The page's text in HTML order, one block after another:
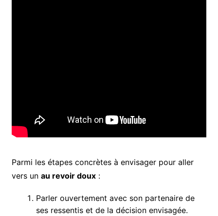
Parmi les étapes concrètes à envisager pour aller
vers un au revoir doux:
Parler ouvertement avec son partenaire de
ses ressentis et de la décision envisagée.